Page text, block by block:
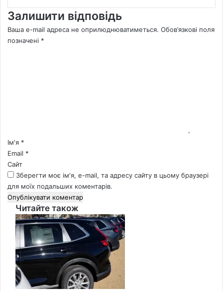
Залишити відповідь
Ваша e-mail адреса не оприлюднюватиметься. Обов’язкові поля
позначені *
*Ім'я *
Email *
Сайт
Зберегти моє ім'я, e-mail, та адресу сайту в цьому браузері
для моїх подальших коментарів.
Читайте також
Close